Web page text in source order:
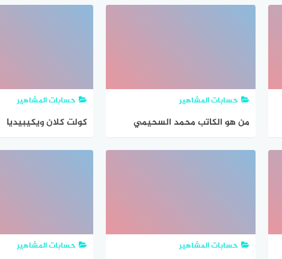
حسابات المشاهير
من هو الكاتب محمد السحيمي
حسابات المشاهير
كولت كلان ويكيبيديا
حسابات المشاهير حسابات المشاهير